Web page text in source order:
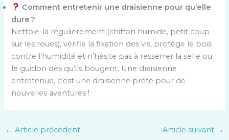
Comment entretenir une draisienne pour qu’elle
dure ?
Nettoie-la régulièrement (chiffon humide, petit coup
sur les roues), vérifie la fixation des vis, protège le bois
contre l’humidité et n’hésite pas à resserrer la selle ou
le guidon dès qu’ils bougent. Une draisienne
entretenue, c’est une draisienne prête pour de
nouvelles aventures !
← Article précédent Article suivant →